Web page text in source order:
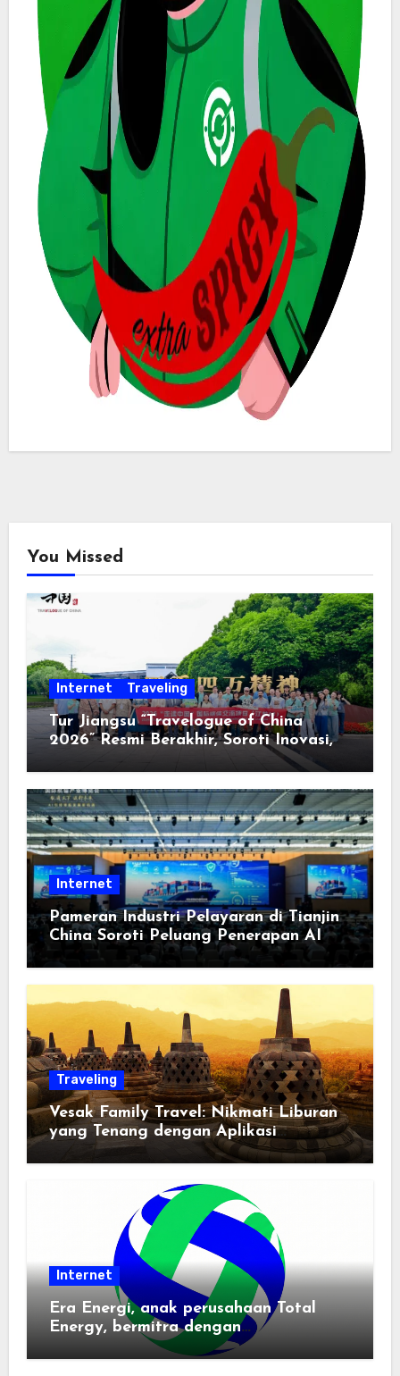
You Missed
Internet Traveling
Tur Jiangsu “Travelogue of China
2026” Resmi Berakhir, Soroti Inovasi,
Keterbukaan, dan Pembangunan
Berorientasi pada Masyarakat
Internet
Pameran Industri Pelayaran di Tianjin
China Soroti Peluang Penerapan AI
Traveling
Vesak Family Travel: Nikmati Liburan
yang Tenang dengan Aplikasi
Pemindai PDF
Internet
Era Energi, anak perusahaan Total
Energy, bermitra dengan
Zhuochuangtong untuk mempercepat